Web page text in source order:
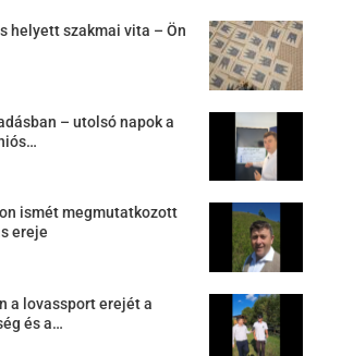
helyett szakmai vita – Ön
– utolsó napok a
ismét megmutatkozott
ereje
a lovassport erejét a
és a…